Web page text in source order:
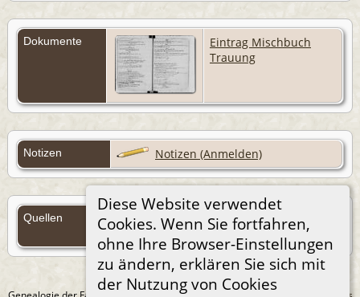
Diese Website verwendet
Cookies. Wenn Sie fortfahren,
ohne Ihre Browser-Einstellungen
zu ändern, erklären Sie sich mit
der Nutzung von Cookies
Dokumente
Eintrag Mischbuch
Trauung
Notizen Notizen (Anmelden)
Quellen
Quellen (Anmelden)